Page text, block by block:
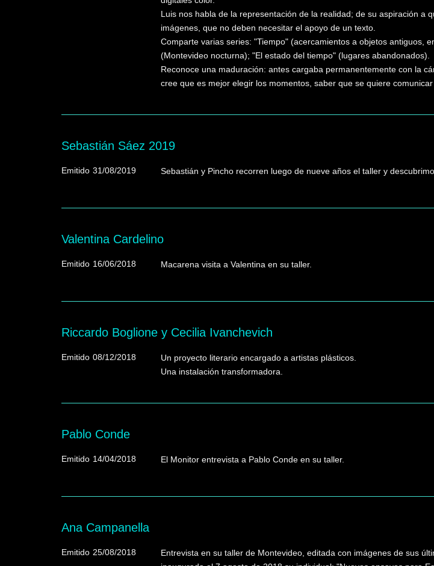
Luis nos habla de la representación de la realidad; de su aspiración
imágenes, que no deben necesitar el apoyo de un texto.
Comparte varias series: "Tiempo" (acercamientos a objetos antiguos,
(Montevideo nocturna); "El estado del tiempo" (lugares abandonados).
Reconoce una maduración: antes cargaba permanentemente con la
cree que es mejor elegir los momentos, saber que se quiere
Sebastián Sáez 2019
Emitido 31/08/2019 Sebastián y Pincho recorren luego de nueve años el taller y
Valentina Cardelino
Emitido 16/06/2018 Macarena visita a Valentina en su taller.
Riccardo Boglione y Cecilia Ivanchevich
Emitido 08/12/2018
Un proyecto literario encargado a artistas plásticos.
Una instalación transformadora.
Pablo Conde
Emitido 14/04/2018 El Monitor entrevista a Pablo Conde en su taller.
Ana Campanella
Emitido 25/08/2018
Entrevista en su taller de Montevideo, editada con imágenes de sus